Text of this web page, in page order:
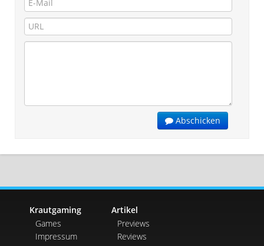
Abschicken
Krautgaming
Games
Impressum
Artikel
Previews
Reviews